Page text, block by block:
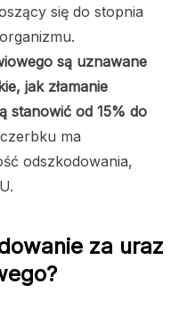
się do stopnia
są uznawane
jak złamanie
stanowić od 15% do
ma
odszkodowania,
za uraz